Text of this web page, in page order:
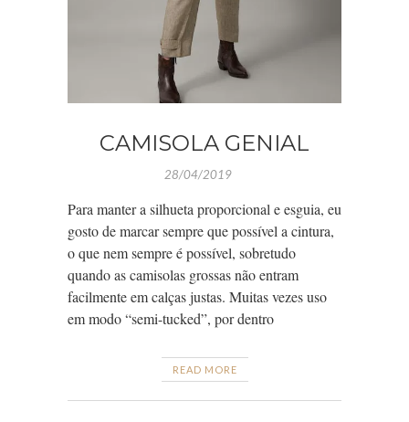
CAMISOLA GENIAL
28/04/2019
Para manter a silhueta proporcional e esguia, eu
gosto de marcar sempre que possível a cintura,
o que nem sempre é possível, sobretudo
quando as camisolas grossas não entram
facilmente em calças justas. Muitas vezes uso
em modo “semi-tucked”, por dentro
READ MORE